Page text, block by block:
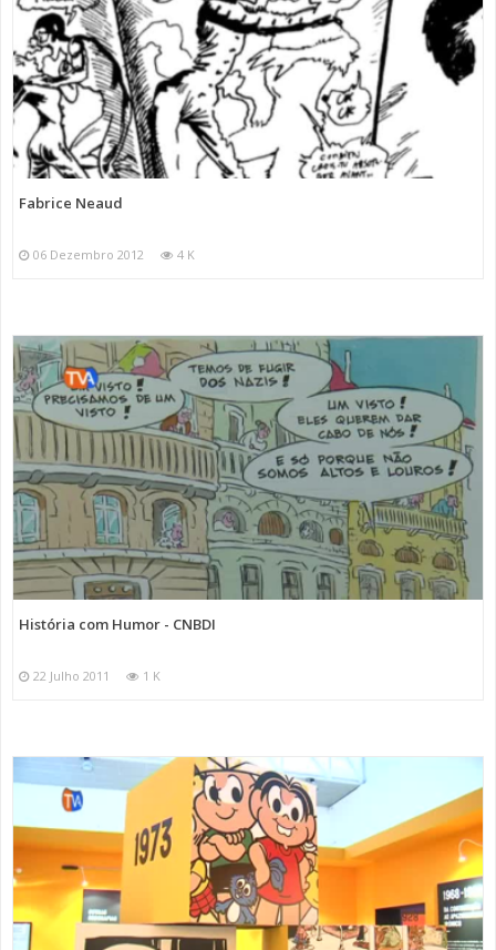
Fabrice Neaud
06 Dezembro 2012 4 K
História com Humor - CNBDI
22 Julho 2011 1 K